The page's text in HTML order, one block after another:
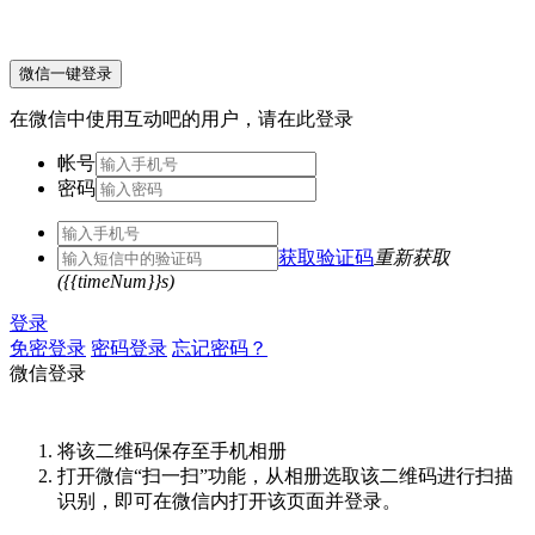
微信一键登录
在微信中使用互动吧的用户，请在此登录
帐号
密码
获取验证码重新获取
({{timeNum}}s)
登录
免密登录 密码登录 忘记密码？
微信登录
将该二维码保存至手机相册
打开微信“扫一扫”功能，从相册选取该二维码进行扫描
识别，即可在微信内打开该页面并登录。